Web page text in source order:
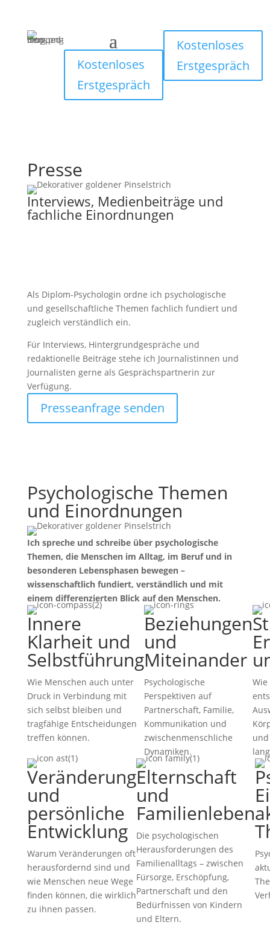
Kostenloses
Erstgespräch
Kostenloses
Erstgespräch
Presse
Interviews, Medienbeiträge und
fachliche Einordnungen
Als Diplom-Psychologin ordne ich psychologische
und gesellschaftliche Themen fachlich fundiert und
zugleich verständlich ein.
Für Interviews, Hintergrundgespräche und
redaktionelle Beiträge stehe ich Journalistinnen und
Journalisten gerne als Gesprächspartnerin zur
Verfügung.
Presseanfrage senden
Psychologische Themen
und Einordnungen
Ich spreche und schreibe über psychologische
Themen, die Menschen im Alltag, im Beruf und in
besonderen Lebensphasen bewegen –
wissenschaftlich fundiert, verständlich und mit
einem differenzierten Blick auf den Menschen.
Innere
Klarheit und
Selbstführung
Wie Menschen auch unter
Druck in Verbindung mit
sich selbst bleiben und
tragfähige Entscheidungen
treffen können.
Beziehungen
und
Miteinander
Psychologische
Perspektiven auf
Partnerschaft, Familie,
Kommunikation und
zwischenmenschliche
Dynamiken.
Veränderung
und
persönliche
Entwicklung
Warum Veränderungen oft
herausfordernd sind und
wie Menschen neue Wege
finden können, die wirklich
zu ihnen passen.
Elternschaft
und
Familienleben
Die psychologischen
Herausforderungen des
Familienalltags – zwischen
Fürsorge, Erschöpfung,
Partnerschaft und den
Bedürfnissen von Kindern
und Eltern.